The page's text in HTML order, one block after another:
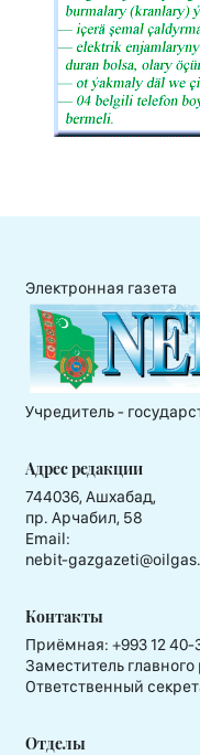
Электронная газета
Учредитель -
Адрес редакции
744036, Ашхабад,
пр. Арчабил, 58
Email:
nebit-
Контакты
Приёмная: +993 12
Заместитель главного
Ответственный
Отделы